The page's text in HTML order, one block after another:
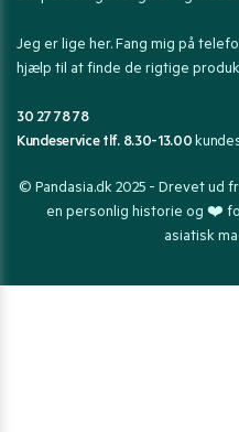
Jeg er lige her. Fang mig på
hjælp til at finde de rigtige
30 27 78 78
Kundeservice tlf. 8.30-13.00
© Pandasia.dk 2025 - Drevet ud
en personlig historie og ❤️
asiatisk